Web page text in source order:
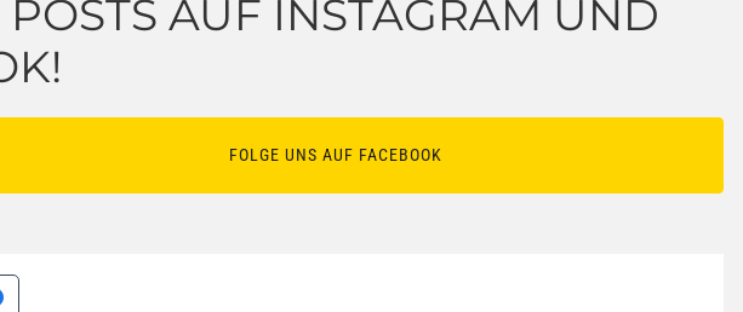
AUF INSTAGRAM UND
FOLGE UNS AUF FACEBOOK